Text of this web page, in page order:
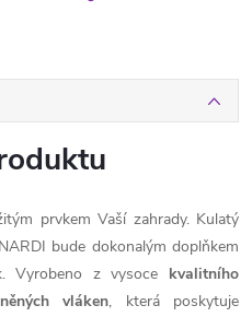
prvkem Vaší zahrady. Kulatý
bude dokonalým doplňkem
Vyrobeno z vysoce kvalitního
vláken, která poskytuje